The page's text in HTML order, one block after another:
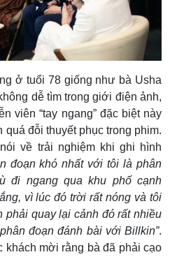
ở tuổi 78 giống như bà Usha
dễ tìm trong giới điện ảnh,
viên “tay ngang” đặc biệt này
quá đỗi thuyết phục trong phim.
về trải nghiệm khi ghi hình
đoạn khó nhất với tôi là phân
đi ngang qua khu phố cạnh
vì lúc đó trời rất nóng và tôi
phải quay lại cảnh đó rất nhiều
đoạn đánh bài với Billkin”.
khách mời rằng bà đã phải cạo